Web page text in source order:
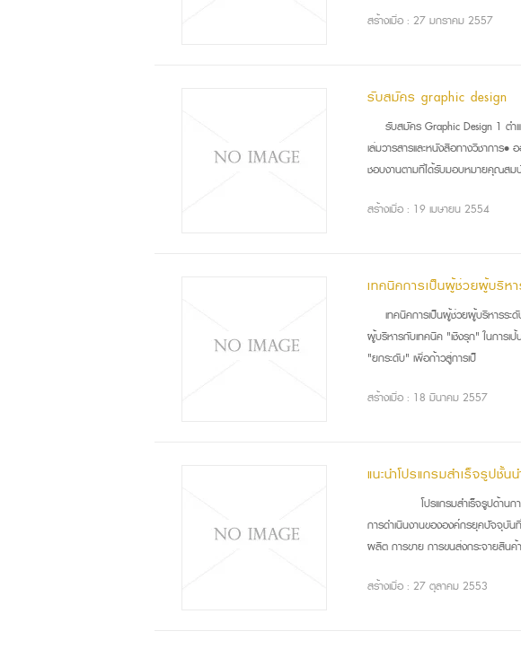
สร้างเมื่อ : 27 มกราคม 2557
รับสมัคร graphic design
รับสมัคร Graphic Design 1 ต
เล่มวารสารและหนังสือทางวิชากา
ชอบงานตามที่ได้รับมอบหมายคุณสม
สร้างเมื่อ : 19 เมษายน 2554
เทคนิคการเป็นผู้ช่วยผู้บริ
เทคนิคการเป็นผู้ช่วยผู้บริหารร
ผู้บริหารกับเทคนิค "เชิงรุก" ในการ
"ยกระดับ" เพื่อก้าวสู่การเป็
สร้างเมื่อ : 18 มีนาคม 2557
แนะนำโปรแกรมสำเร็จรูปชั้นน
โปรแกรมสำเร็จรูปด้านการ
การดำเนินงานขององค์กรยุคปัจจุบั
ผลิต การขาย การขนส่งกระจายสินค้
สร้างเมื่อ : 27 ตุลาคม 2553